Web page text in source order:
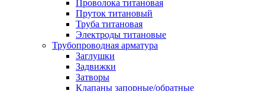
Проволока титановая
Пруток титановый
Труба титановая
Электроды титановые
Трубопроводная арматура
Заглушки
Задвижки
Затворы
Клапаны запорные/обратные